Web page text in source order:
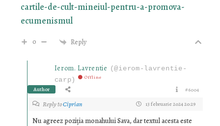
cartile-de-cult-mineiul-pentru-a-promova-
ecumenismul
0 Reply
Ierom. Lavrentie (@ierom-lavrentie-
carp)
Offline
Author #6004
Reply toCiprian 13 februarie 2024 20:29
Nu agreez poziția monahului Sava, dar textul acesta este